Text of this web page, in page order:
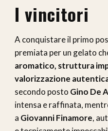
I vincitori
A conquistare il primo
premiata per un gelato
aromatico, struttura
valorizzazione
secondo posto Gino De
intensa e raffinata,
a Giovanni Finamore,